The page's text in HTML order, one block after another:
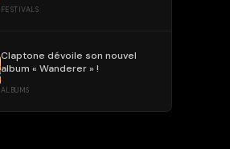
FESTIVALS
Claptone dévoile son nouvel
album « Wanderer » !
ALBUMS